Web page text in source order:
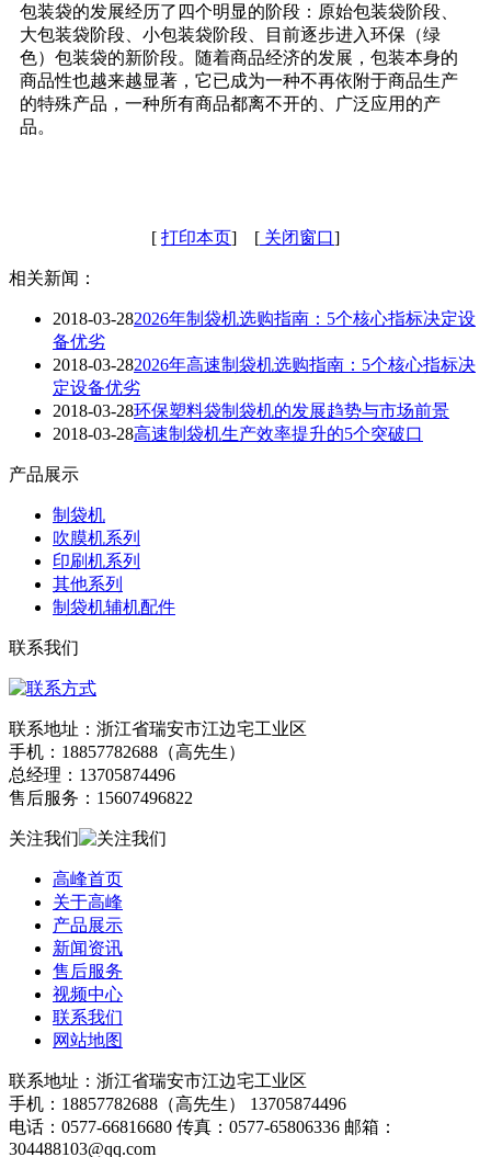
包装袋的发展经历了四个明显的阶段：原始包装袋阶段、
大包装袋阶段、小包装袋阶段、目前逐步进入环保（绿
色）包装袋的新阶段。随着商品经济的发展，包装本身的
商品性也越来越显著，它已成为一种不再依附于商品生产
的特殊产品，一种所有商品都离不开的、广泛应用的产
品。
[ 打印本页] [ 关闭窗口]
相关新闻：
2018-03-282026年制袋机选购指南：5个核心指标决定设
备优劣
2018-03-282026年高速制袋机选购指南：5个核心指标决
定设备优劣
2018-03-28环保塑料袋制袋机的发展趋势与市场前景
2018-03-28高速制袋机生产效率提升的5个突破口
产品展示
制袋机
吹膜机系列
印刷机系列
其他系列
制袋机辅机配件
联系我们
联系地址：浙江省瑞安市江边宅工业区
手机：18857782688（高先生）
总经理：13705874496
售后服务：15607496822
关注我们
高峰首页
关于高峰
产品展示
新闻资讯
售后服务
视频中心
联系我们
网站地图
联系地址：浙江省瑞安市江边宅工业区
手机：18857782688（高先生） 13705874496
电话：0577-66816680 传真：0577-65806336 邮箱：
304488103@qq.com